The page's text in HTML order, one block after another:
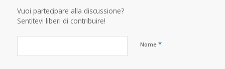
Vuoi partecipare alla discussione?
Sentitevi liberi di contribuire!
Nome *